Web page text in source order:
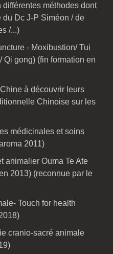
méthodes dont
Dc J-P Siméon / de
/...)
- Moxibustion/ Tui
Qi gong) (fin formation en
à découvrir leurs
Chinoise sur les
médicinales et soins
2011)
animalier Ouma Te Ate
2013) (reconnue par le
Touch for health
cranio-sacré animale